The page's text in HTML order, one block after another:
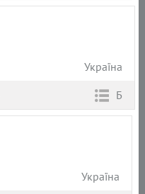
Україна
Б
Україна